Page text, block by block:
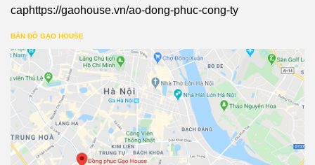
caphttps://gaohouse.vn/ao-dong-phuc-cong-ty
BẢN ĐỒ GẠO HOUSE